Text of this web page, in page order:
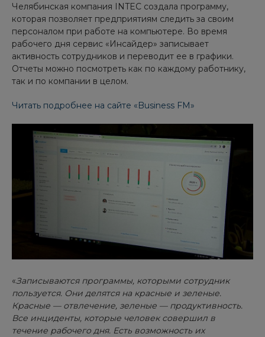
Челябинская компания INTEC создала программу,
которая позволяет предприятиям следить за своим
персоналом при работе на компьютере. Во время
рабочего дня сервис «Инсайдер» записывает
активность сотрудников и переводит ее в графики.
Отчеты можно посмотреть как по каждому работнику,
так и по компании в целом.
Читать подробнее на сайте «Business FM»
«Записываются программы, которыми сотрудник
пользуется. Они делятся на красные и зеленые.
Красные — отвлечение, зеленые — продуктивность.
Все инциденты, которые человек совершил в
течение рабочего дня. Есть возможность их